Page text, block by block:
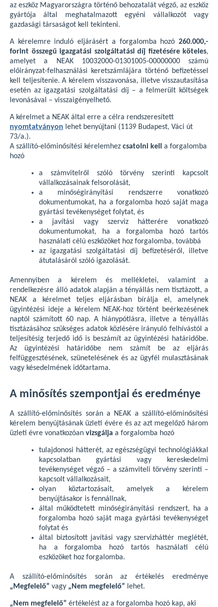
az eszköz Magyarországra történő behozatalát végző, az eszköz
gyártója által meghatalmazott egyéni vállalkozót vagy
gazdasági társaságot kell tekinteni.
A kérelemre induló eljárásért a forgalomba hozó 260.000,-
forint összegű igazgatási szolgáltatási díj fizetésére köteles,
amelyet a NEAK 10032000-01301005-00000000 számú
előirányzat-felhasználási keretszámlájára történő befizetéssel
kell teljesítenie. A kérelem visszavonása, illetve visszautasítása
esetén az igazgatási szolgáltatási díj – a felmerült költségek
levonásával – visszaigényelhető.
A kérelmet a NEAK által erre a célra rendszeresített
nyomtatványon lehet benyújtani (1139 Budapest, Váci út
73/a.).
A szállító-előminősítési kérelemhez csatolni kell
a forgalomba
hozó
a számvitelről szóló törvény szerinti kapcsolt
vállalkozásainak felsorolását,
a minőségirányítási rendszerre vonatkozó
dokumentumokat, ha a forgalomba hozó saját maga
gyártási tevékenységet folytat, és
a javítási vagy szerviz hátterére vonatkozó
dokumentumokat, ha a forgalomba hozó tartós
használati célú eszközöket hoz forgalomba, továbbá
az igazgatási szolgáltatási díj befizetéséről, illetve
átutalásáról szóló igazolását.
Amennyiben a kérelem és mellékletei, valamint a
rendelkezésre álló adatok alapján a tényállás nem tisztázott, a
NEAK a kérelmet teljes eljárásban bírálja el, amelynek
ügyintézési ideje a kérelem NEAK-hoz történt beérkezésének
naptól számított 60 nap. A hiánypótlásra, illetve a tényállás
tisztázásához szükséges adatok közlésére irányuló felhívástól a
teljesítésig terjedő idő is beszámít az ügyintézési határidőbe.
Az ügyintézési határidőbe nem számít be az eljárás
felfüggesztésének, szünetelésének és az ügyfél mulasztásának
vagy késedelmének időtartama.
A minősítés szempontjai és eredménye
A szállító-előminősítés során a NEAK a szállító-előminősítési
kérelem benyújtásának üzleti évére és az azt megelőző három
üzleti évre vonatkozóan vizsgálja a forgalomba hozó
tulajdonosi hátterét, az egészségügyi technológiákkal
kapcsolatban gyártási vagy kereskedelmi
tevékenységet végző – a számviteli törvény szerinti –
kapcsolt vállalkozásait,
olyan köztartozásait, amelyek a kérelem
benyújtásakor is fennállnak,
által működtetett minőségirányítási rendszert, ha a
forgalomba hozó saját maga gyártási tevékenységet
folytat és
által biztosított javítási vagy szervizháttér meglétét,
ha a forgalomba hozó tartós használati célú
eszközöket hoz forgalomba.
A szállító-előminősítés során az értékelés eredménye
„Megfelelő” vagy „Nem megfelelő” lehet.
„Nem megfelelő” értékelést az a forgalomba hozó kap, aki